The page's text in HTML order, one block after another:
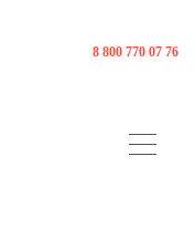
8 800 770 07 76